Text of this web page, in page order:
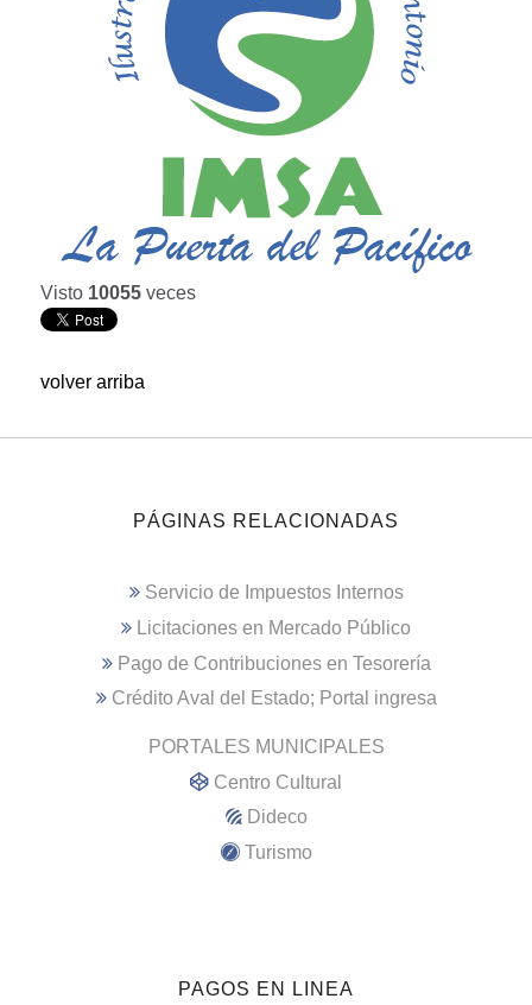
Visto 10055 veces
volver arriba
PÁGINAS RELACIONADAS
Servicio de Impuestos Internos
Licitaciones en Mercado Público
Pago de Contribuciones en Tesorería
Crédito Aval del Estado; Portal ingresa
PORTALES MUNICIPALES
Centro Cultural
Dideco
Turismo
PAGOS EN LINEA